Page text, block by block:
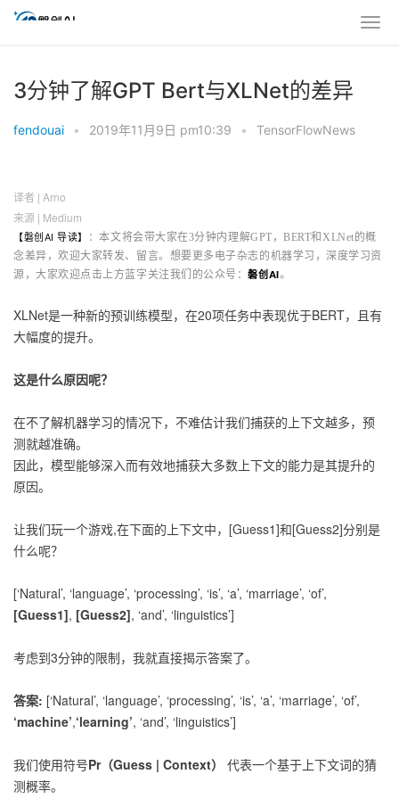
3分钟了解GPT Bert与XLNet的差异
fendouai • 2019年11月9日 pm10:39 • TensorFlowNews
译者 | Arno
来源 | Medium
【磐创 AI导读】
：本文将会带大家在3分钟内理解GPT，BERT和XLNet的概
念差异，欢迎大家转发、留言。想要更多电子杂志的机器学习，深度学习资
源，大家欢迎点击上方蓝字关注我们的公众号：磐创 AI。
XLNet是一种新的预训练模型，在20项任务中表现优于BERT，且有
大幅度的提升。
这是什么原因呢？
在不了解机器学习的情况下，不难估计我们捕获的上下文越多，预
测就越准确。
因此，模型能够深入而有效地捕获大多数上下文的能力是其提升的
原因。
让我们玩一个游戏,在下面的上下文中，[Guess1]和[Guess2]分别是
什么呢？
[‘Natural’, ‘language’, ‘processing’, ‘is’, ‘a’, ‘marriage’, ‘of’,
[Guess1], [Guess2], ‘and’, ‘linguistics’]
考虑到3分钟的限制，我就直接揭示答案了。
答案: [‘Natural’, ‘language’, ‘processing’, ‘is’, ‘a’, ‘marriage’, ‘of’,
‘machine’,‘learning’, ‘and’, ‘linguistics’]
我们使用符号Pr（Guess | Context）
代表一个基于上下文词的猜
测概率。